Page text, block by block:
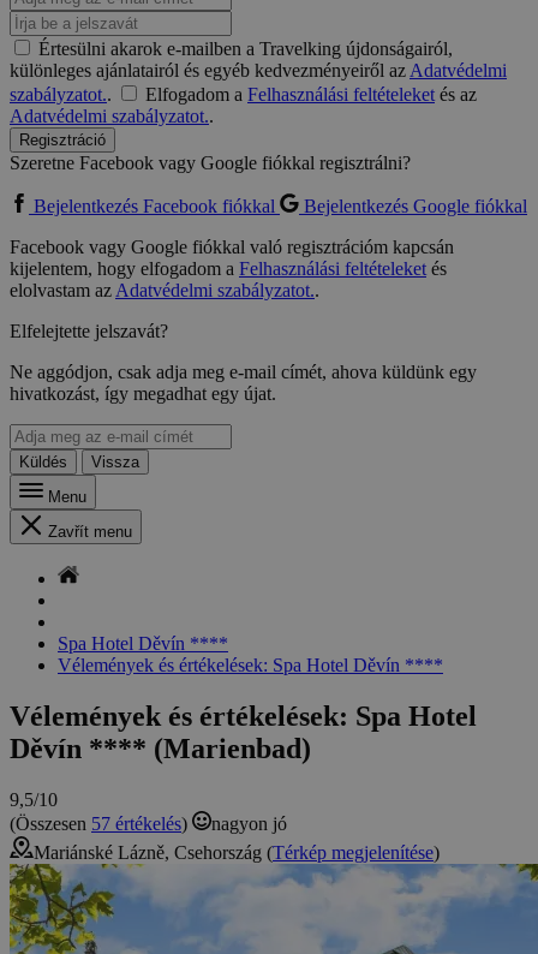
Értesülni akarok e-mailben a Travelking újdonságairól,
különleges ajánlatairól és egyéb kedvezményeiről azAdatvédelmi
szabályzatot.. Elfogadom a Felhasználási feltételeketés az
Adatvédelmi szabályzatot..
Regisztráció
Szeretne Facebook vagy Google fiókkal regisztrálni?
Bejelentkezés Facebook fiókkal
Bejelentkezés Google fiókkal
Facebook vagy Google fiókkal való regisztrációm kapcsán
kijelentem, hogy elfogadom a Felhasználási feltételeketés
elolvastam azAdatvédelmi szabályzatot..
Elfelejtette jelszavát?
Ne aggódjon, csak adja meg e-mail címét, ahova küldünk egy
hivatkozást, így megadhat egy újat.
Küldés
Vissza
Menu
Zavřít menu
Spa Hotel Děvín ****
Vélemények és értékelések: Spa Hotel Děvín ****
Vélemények és értékelések: Spa Hotel
Děvín **** (Marienbad)
9,5/10
(Összesen 57 értékelés)
nagyon jó
Mariánské Lázně, Csehország (Térkép megjelenítése)